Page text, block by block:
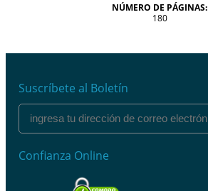
NÚMERO DE PÁGINAS:
180
Suscríbete al Boletín
Confianza Online